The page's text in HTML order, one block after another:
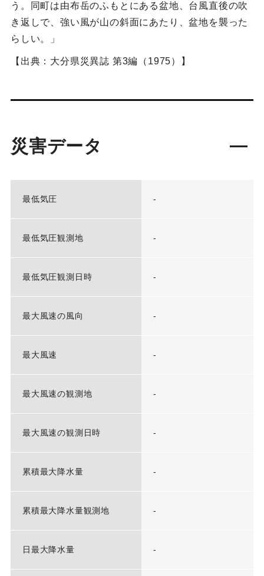
う。同町は由布岳のふもとにある盆地、台風直後の吹
き返しで、強い風が山の斜面にあたり、盆地を襲った
らしい。」
【出典：大分県災異誌 第3編（1975）】
災害データ
最低気圧 -
最低気圧観測地 -
最低気圧観測日時 -
最大風速の風向 -
最大風速 -
最大風速の観測地 -
最大風速の観測日時 -
累積最大降水量 -
累積最大降水量観測地 -
日最大降水量 -